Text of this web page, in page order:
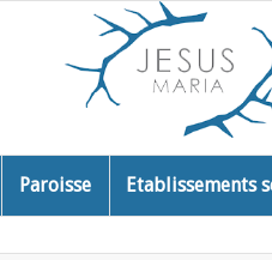
Paroisse Etablissements